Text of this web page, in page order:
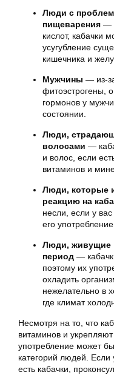
Люди с
пищеварения —
кислот, кабачки
усугубление
кишечника и
Мужчины — из-
фитоэстрогены,
гормонов у
состоянии.
Люди,
волосами —
и волос, если
витаминов и
Люди, которые
реакцию на
несли, если у вас
его
Люди, живущие
период —
поэтому их
охладить
нежелательно в
где климат
Несмотря на то, что
витаминов и
употребление может
категорий людей. Если
есть кабачки,